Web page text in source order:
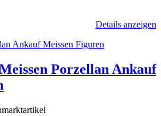
Details anzeigen
Porzellan Ankauf